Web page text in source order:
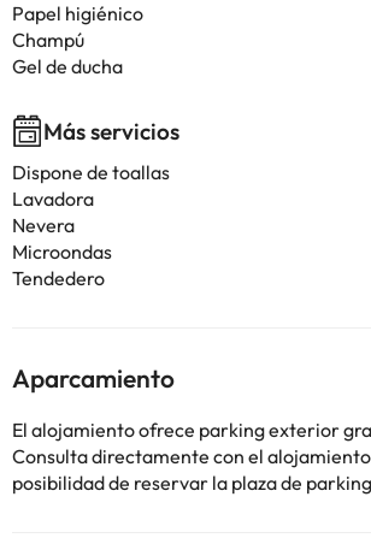
Papel higiénico
Champú
Gel de ducha
Más servicios
Dispone de toallas
Lavadora
Nevera
Microondas
Tendedero
Aparcamiento
El alojamiento ofrece parking exterior
Consulta directamente con el
posibilidad de reservar la plaza de